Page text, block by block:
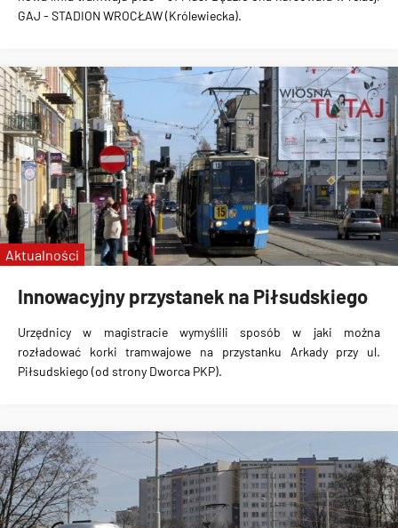
GAJ - STADION WROCŁAW (Królewiecka).
Innowacyjny przystanek na Piłsudskiego
Urzędnicy w magistracie wymyślili sposób w jaki można
rozładować korki tramwajowe na przystanku Arkady przy ul.
Piłsudskiego (od strony Dworca PKP).
Aktualności